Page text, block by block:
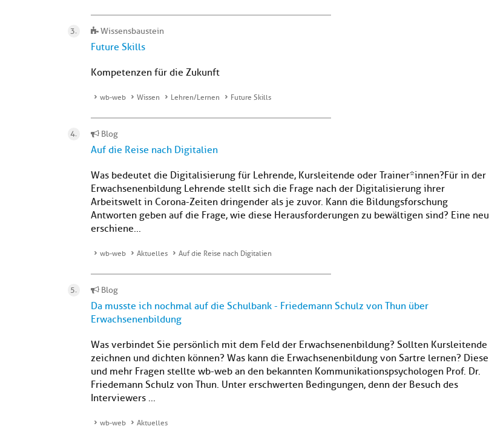
Wissensbaustein
Future Skills
Kompetenzen für die Zukunft
wb-web Wissen Lehren/Lernen Future Skills
Blog
Auf die Reise nach Digitalien
Was bedeutet die Digitalisierung für Lehrende, Kursleitende oder Trainer*innen?Für in der
Erwachsenenbildung Lehrende stellt sich die Frage nach der Digitalisierung ihrer
Arbeitswelt in Corona-Zeiten dringender als je zuvor. Kann die Bildungsforschung
Antworten geben auf die Frage, wie diese Herausforderungen zu bewältigen sind? Eine neu
erschiene...
wb-web Aktuelles Auf die Reise nach Digitalien
Blog
Da musste ich nochmal auf die Schulbank - Friedemann Schulz von Thun über
Erwachsenenbildung
Was verbindet Sie persönlich mit dem Feld der Erwachsenenbildung? Sollten Kursleitende
zeichnen und dichten können? Was kann die Erwachsenenbildung von Sartre lernen? Diese
und mehr Fragen stellte wb-web an den bekannten Kommunikationspsychologen Prof. Dr.
Friedemann Schulz von Thun. Unter erschwerten Bedingungen, denn der Besuch des
Interviewers ...
wb-web
Aktuelles